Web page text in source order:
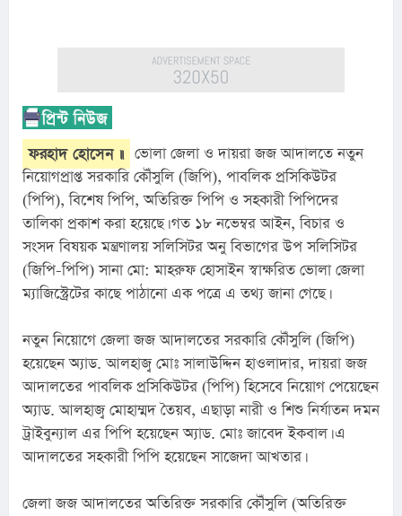
ফরহাদ হোসেন ॥ ভোলা জেলা ও দায়রা জজ আদালতে নতুন
নিয়োগপ্রাপ্ত সরকারি কৌঁসুলি (জিপি), পাবলিক প্রসিকিউটর
(পিপি), বিশেষ পিপি, অতিরিক্ত পিপি ও সহকারী পিপিদের
তালিকা প্রকাশ করা হয়েছে। গত ১৮ নভেম্বর আইন, বিচার ও
সংসদ বিষয়ক মন্ত্রণালয় সলিসিটর অনু বিভাগের উপ সলিসিটর
(জিপি-পিপি) সানা মো: মাহরুফ হোসাইন স্বাক্ষরিত ভোলা জেলা
ম্যাজিস্ট্রেটের কাছে পাঠানো এক পত্রে এ তথ্য জানা গেছে।
নতুন নিয়োগে জেলা জজ আদালতের সরকারি কৌঁসুলি (জিপি)
হয়েছেন অ্যাড. আলহাজ্ব মোঃ সালাউদ্দিন হাওলাদার, দায়রা জজ
আদালতের পাবলিক প্রসিকিউটর (পিপি) হিসেবে নিয়োগ পেয়েছেন
অ্যাড. আলহাজ্ব মোহাম্মদ তৈয়ব, এছাড়া নারী ও শিশু নির্যাতন দমন
ট্রাইবুন্যাল এর পিপি হয়েছেন অ্যাড. মোঃ জাবেদ ইকবাল। এ
আদালতের সহকারী পিপি হয়েছেন সাজেদা আখতার।
জেলা জজ আদালতের অতিরিক্ত সরকারি কৌঁসুলি (অতিরিক্ত